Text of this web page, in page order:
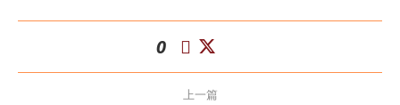
0
上一篇